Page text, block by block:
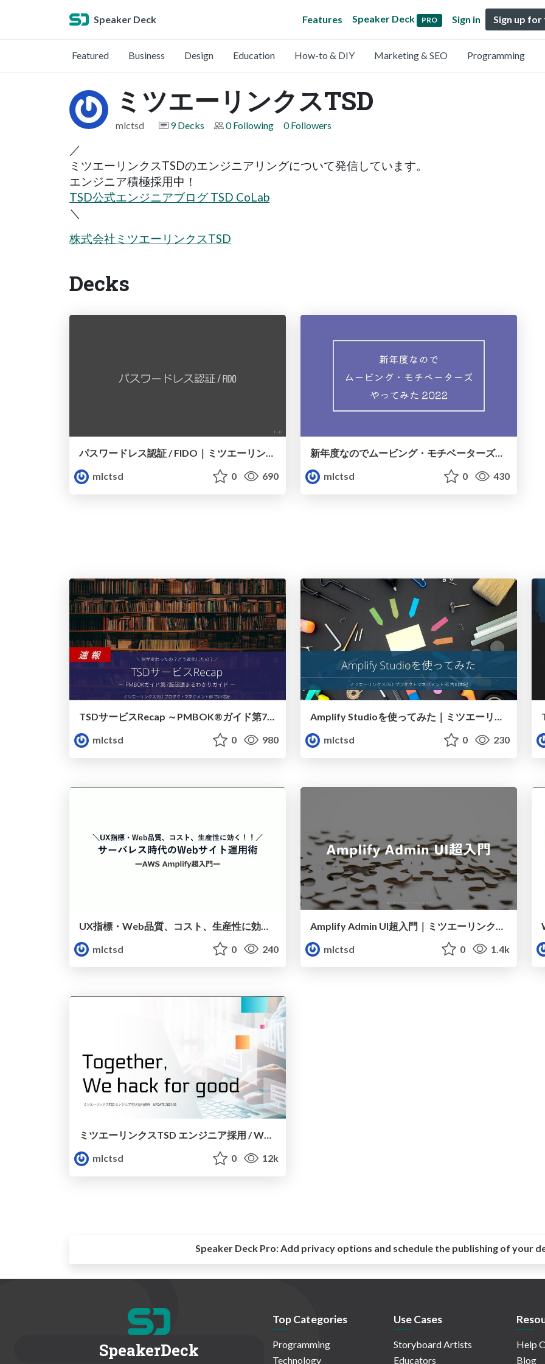
Speaker Deck Features Speaker Deck PRO Sign in Sign up for
Featured Business Design Education How-to & DIY Marketing & SEO Programming
ミツエーリンクスTSD
mlctsd 9 Decks 0 Following 0 Followers
／
ミツエーリンクスTSDのエンジニアリングについて発信しています。
エンジニア積極採用中！
TSD公式エンジニアブログ TSD CoLab
＼
株式会社ミツエーリンクスTSD
Decks
パスワードレス認証 / FIDO｜ミツエーリンクスTSD
mlctsd
0 690
新年度なのでムービング・モチベーターズやってみた 2022｜ミツエーリンクスTSD
mlctsd
0 430
TSDサービスRecap ～PMBOK®ガイド第7版超速まるわかりガイド～｜ミツエーリンクスTSD
mlctsd
0 980
Amplify Studioを使ってみた｜ミツエーリンクスTSD
mlctsd
0 230
mlctsd
0 240
mlctsd
0 1.4k
mlctsd
0 12k
Speaker Deck Pro:Add privacy options and schedule the publishing of your
SpeakerDeck
Top Categories
Programming
Technology
Use Cases
Storyboard Artists
Educators
Help
Blog